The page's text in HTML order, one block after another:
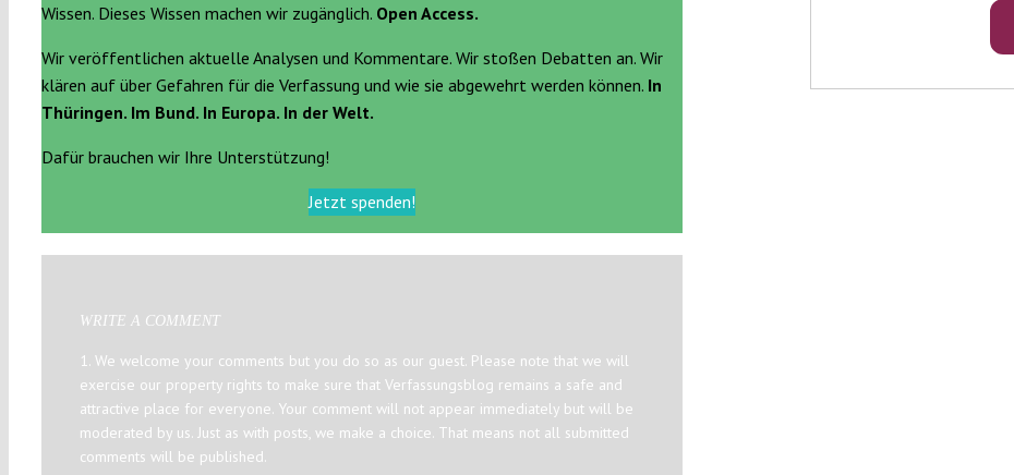
Wissen. Dieses Wissen machen wir zugänglich. Open Access.
Wir veröffentlichen aktuelle Analysen und Kommentare. Wir stoßen Debatten an. Wir
klären auf über Gefahren für die Verfassung und wie sie abgewehrt werden können. In
Thüringen. Im Bund. In Europa. In der Welt.
Dafür brauchen wir Ihre Unterstützung!
Jetzt spenden!
WRITE A COMMENT
1. We welcome your comments but you do so as our guest. Please note that we will
exercise our property rights to make sure that Verfassungsblog remains a safe and
attractive place for everyone. Your comment will not appear immediately but will be
moderated by us. Just as with posts, we make a choice. That means not all submitted
comments will be published.